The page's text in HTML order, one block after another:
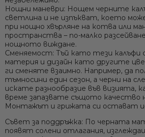
Нощни маневри: Нощем черните
светлина и не изпъкват, което
при нощно хвърляне на котва или
пространства – по-малко
нощното виждане.
Сменяемост: Тъй като тези калъфи
материя и дизайн като другите
ги сменяте взаимно. Например, да
тъмносини един сезон, а черни на
искате разнообразие във визията,
време запазвате същото качество
Монтажът и грижата си остават
Съвет за поддръжка: По черната
появят солени отлагания,